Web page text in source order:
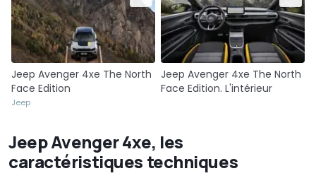
Jeep Avenger 4xe The North
Face Edition
Jeep
Jeep Avenger 4xe The North
Face Edition. L'intérieur
Jeep Avenger 4xe, les
caractéristiques techniques